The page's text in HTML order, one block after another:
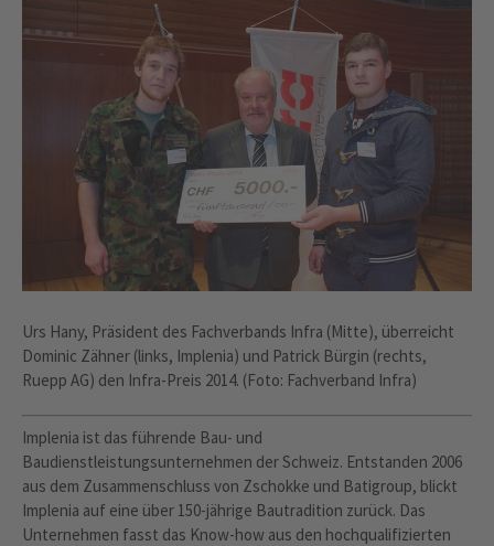
Urs Hany, Präsident des Fachverbands Infra (Mitte), überreicht
Dominic Zähner (links, Implenia) und Patrick Bürgin (rechts,
Ruepp AG) den Infra-Preis 2014. (Foto: Fachverband Infra)
Implenia ist das führende Bau- und
Baudienstleistungsunternehmen der Schweiz. Entstanden 2006
aus dem Zusammenschluss von Zschokke und Batigroup, blickt
Implenia auf eine über 150-jährige Bautradition zurück. Das
Unternehmen fasst das Know-how aus den hochqualifizierten